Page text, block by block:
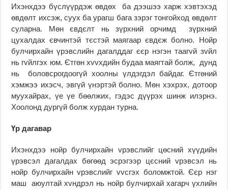
Ихэнхдээ бүслүүрдэж өвдөх ба дээшээ харж хэвтэхэд
өвдөлт ихсэж, суух ба урагш бага зэрэг тонгойход өвдөлт
суларна. Мөн євдєлт нь зүрхний орчимд зүрхний
цухалдах євчинтэй тєстэй маягаар євдєж болно. Нойр
булчирхайн үрэвслийн дагалддаг єєр нэгэн таагvй зvйл
нь гvйлгэх юм. Єтгөн хvvхдийн будаа маягтай болж, дунд
нь боловсрогдоогүй хоолны үлдэгдэл байдаг. Єтгөний
хэмжээ ихэсч, эвгүй үнэртэй болно. Мөн хэхрэх, дотоор
муухайрах, үе үе бөөлжих, гэдэс дүүрэх шинж илэрнэ.
Хоолонд дургүй болж хурдан турна.
Үр дагавар
Ихэнхдээ нойр булчирхайн vрэвслийг цөсний хүүдийн
үрэвсэл дагалдах бөгөөд эсрэгээр цєсний vрэвсэл нь
нойр булчирхайн vрэвслийг vvсгэх боломжтой. Єєр нэг
маш аюултай хvндрэл нь нойр булчирхай хагарч үхлийн